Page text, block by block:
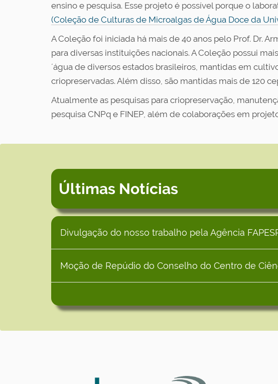
ensino e pesquisa. Esse projeto é possível porque o
(Coleção de Culturas de Microalgas de Água Doce da
A Coleção foi iniciada há mais de 40 anos pelo Prof. Dr.
para diversas instituições nacionais. A Coleção possui
´água de diversos estados brasileiros, mantidas em
criopreservadas. Além disso, são mantidas mais de 120
Atualmente as pesquisas para criopreservação,
pesquisa CNPq e FINEP, além de colaborações em
Últimas Notícias
Divulgação do nosso trabalho pela Agência
Moção de Repúdio do Conselho do Centro de